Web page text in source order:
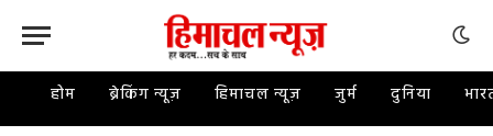
होम ब्रेकिंग न्यूज़ हिमाचल न्यूज़ जुर्म दुनिया